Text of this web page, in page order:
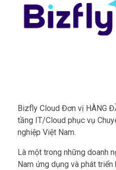
Bizfly Cloud Đơn vị HÀNG
tầng IT/Cloud phục vụ
nghiệp Việt Nam.
Là một trong những doanh
Nam ứng dụng và phát